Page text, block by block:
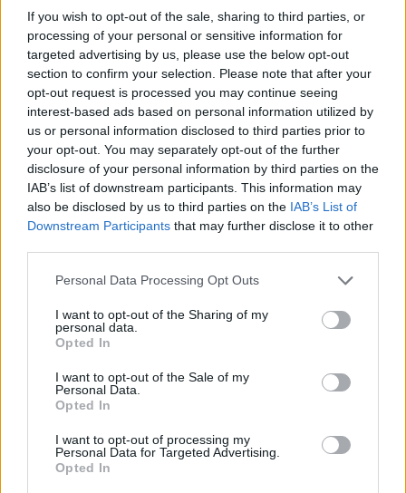
If you wish to opt-out of the sale, sharing to third parties, or
processing of your personal or sensitive information for
targeted advertising by us, please use the below opt-out
section to confirm your selection. Please note that after your
opt-out request is processed you may continue seeing
interest-based ads based on personal information utilized by
us or personal information disclosed to third parties prior to
your opt-out. You may separately opt-out of the further
disclosure of your personal information by third parties on the
IAB’s list of downstream participants. This information may
also be disclosed by us to third parties on the IAB’s List of
Downstream Participants that may further disclose it to other
Please note that this website/app uses one or more Google
not limited to your visit or usage behaviour. You may click to
grant or deny consent to Google and its third-party tags to
use your data for below specified purposes in below Google
consent section.
Personal Data Processing Opt Outs
I want to opt-out of the Sharing of my
personal data.
Opted In
I want to opt-out of the Sale of my
Personal Data.
Opted In
I want to opt-out of processing my
Personal Data for Targeted Advertising.
Opted In
Az 5. körben Baldassarri Alex Lowest is
meglőzte, ezzel pedig már a dobogós helyeken
haladt. Eközben Axel Bassaninak kellett
visszaengednie Sam Lowest, miután
keményebben gyűrte le a Marc VDS motorosát.
Egy körrel később az olasz meg tudta előzni a
britet, majd a verseny derekához közeledve a két
Bimota-pilóta is helyet cserélt.
WorldSBK
WHAT AN EFFORT from @7balda 🔥
Italian rider is now up in the podium spots
🏆#AustralianWorldSBK 🇦🇺